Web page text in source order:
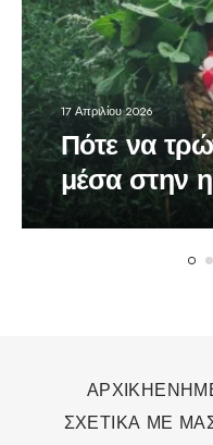
17 Απριλίου 2026
Πότε να
μέσα στην
κάνει τη
οργανισμό
ΑΡΧΙΚΗ
ΣΧΕΤΙΚΑ ΜΕ